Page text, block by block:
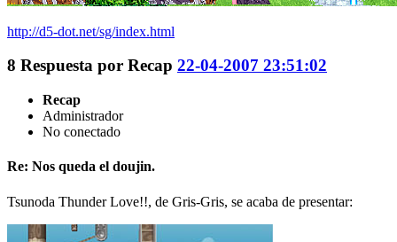
http://d5-dot.net/sg/index.html
8 Respuesta por Recap 22-04-2007 23:51:02
Recap
Administrador
No conectado
Re: Nos queda el doujin.
Tsunoda Thunder Love!!, de Gris-Gris, se acaba de presentar: